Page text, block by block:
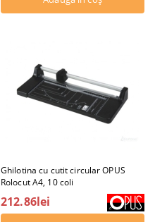
Ghilotina cu cutit circular OPUS
Rolocut A4, 10 coli
212.86lei